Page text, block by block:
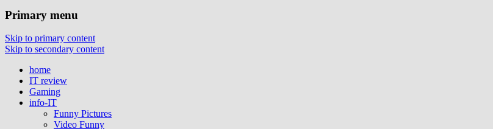
Primary menu
Skip to primary content
Skip to secondary content
home
IT review
Gaming
info-IT
Funny Pictures
Video Funny